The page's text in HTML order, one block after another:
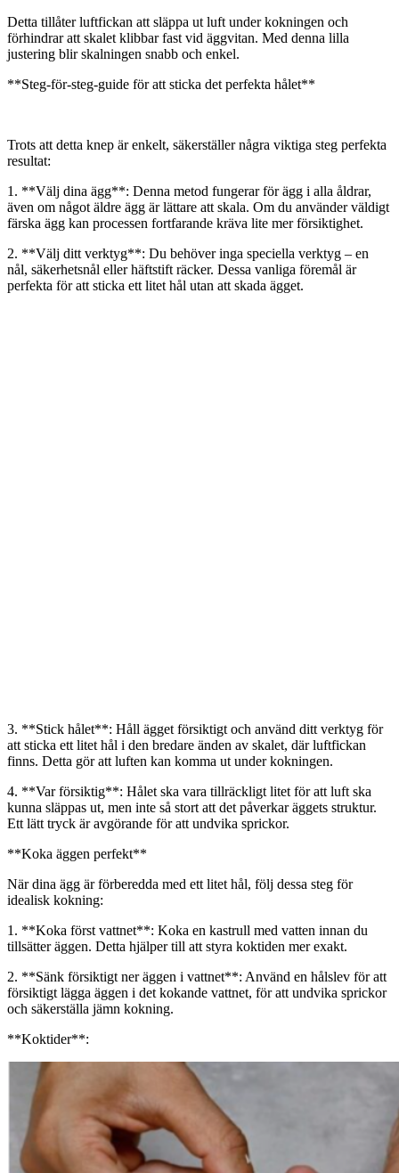
Detta tillåter luftfickan att släppa ut luft under kokningen och
förhindrar att skalet klibbar fast vid äggvitan. Med denna lilla
justering blir skalningen snabb och enkel.
**Steg-för-steg-guide för att sticka det perfekta hålet**
Trots att detta knep är enkelt, säkerställer några viktiga steg perfekta
resultat:
1. **Välj dina ägg**: Denna metod fungerar för ägg i alla åldrar,
även om något äldre ägg är lättare att skala. Om du använder väldigt
färska ägg kan processen fortfarande kräva lite mer försiktighet.
2. **Välj ditt verktyg**: Du behöver inga speciella verktyg – en
nål, säkerhetsnål eller häftstift räcker. Dessa vanliga föremål är
perfekta för att sticka ett litet hål utan att skada ägget.
3. **Stick hålet**: Håll ägget försiktigt och använd ditt verktyg för
att sticka ett litet hål i den bredare änden av skalet, där luftfickan
finns. Detta gör att luften kan komma ut under kokningen.
4. **Var försiktig**: Hålet ska vara tillräckligt litet för att luft ska
kunna släppas ut, men inte så stort att det påverkar äggets struktur.
Ett lätt tryck är avgörande för att undvika sprickor.
**Koka äggen perfekt**
När dina ägg är förberedda med ett litet hål, följ dessa steg för
idealisk kokning:
1. **Koka först vattnet**: Koka en kastrull med vatten innan du
tillsätter äggen. Detta hjälper till att styra koktiden mer exakt.
2. **Sänk försiktigt ner äggen i vattnet**: Använd en hålslev för att
försiktigt lägga äggen i det kokande vattnet, för att undvika sprickor
och säkerställa jämn kokning.
**Koktider**: